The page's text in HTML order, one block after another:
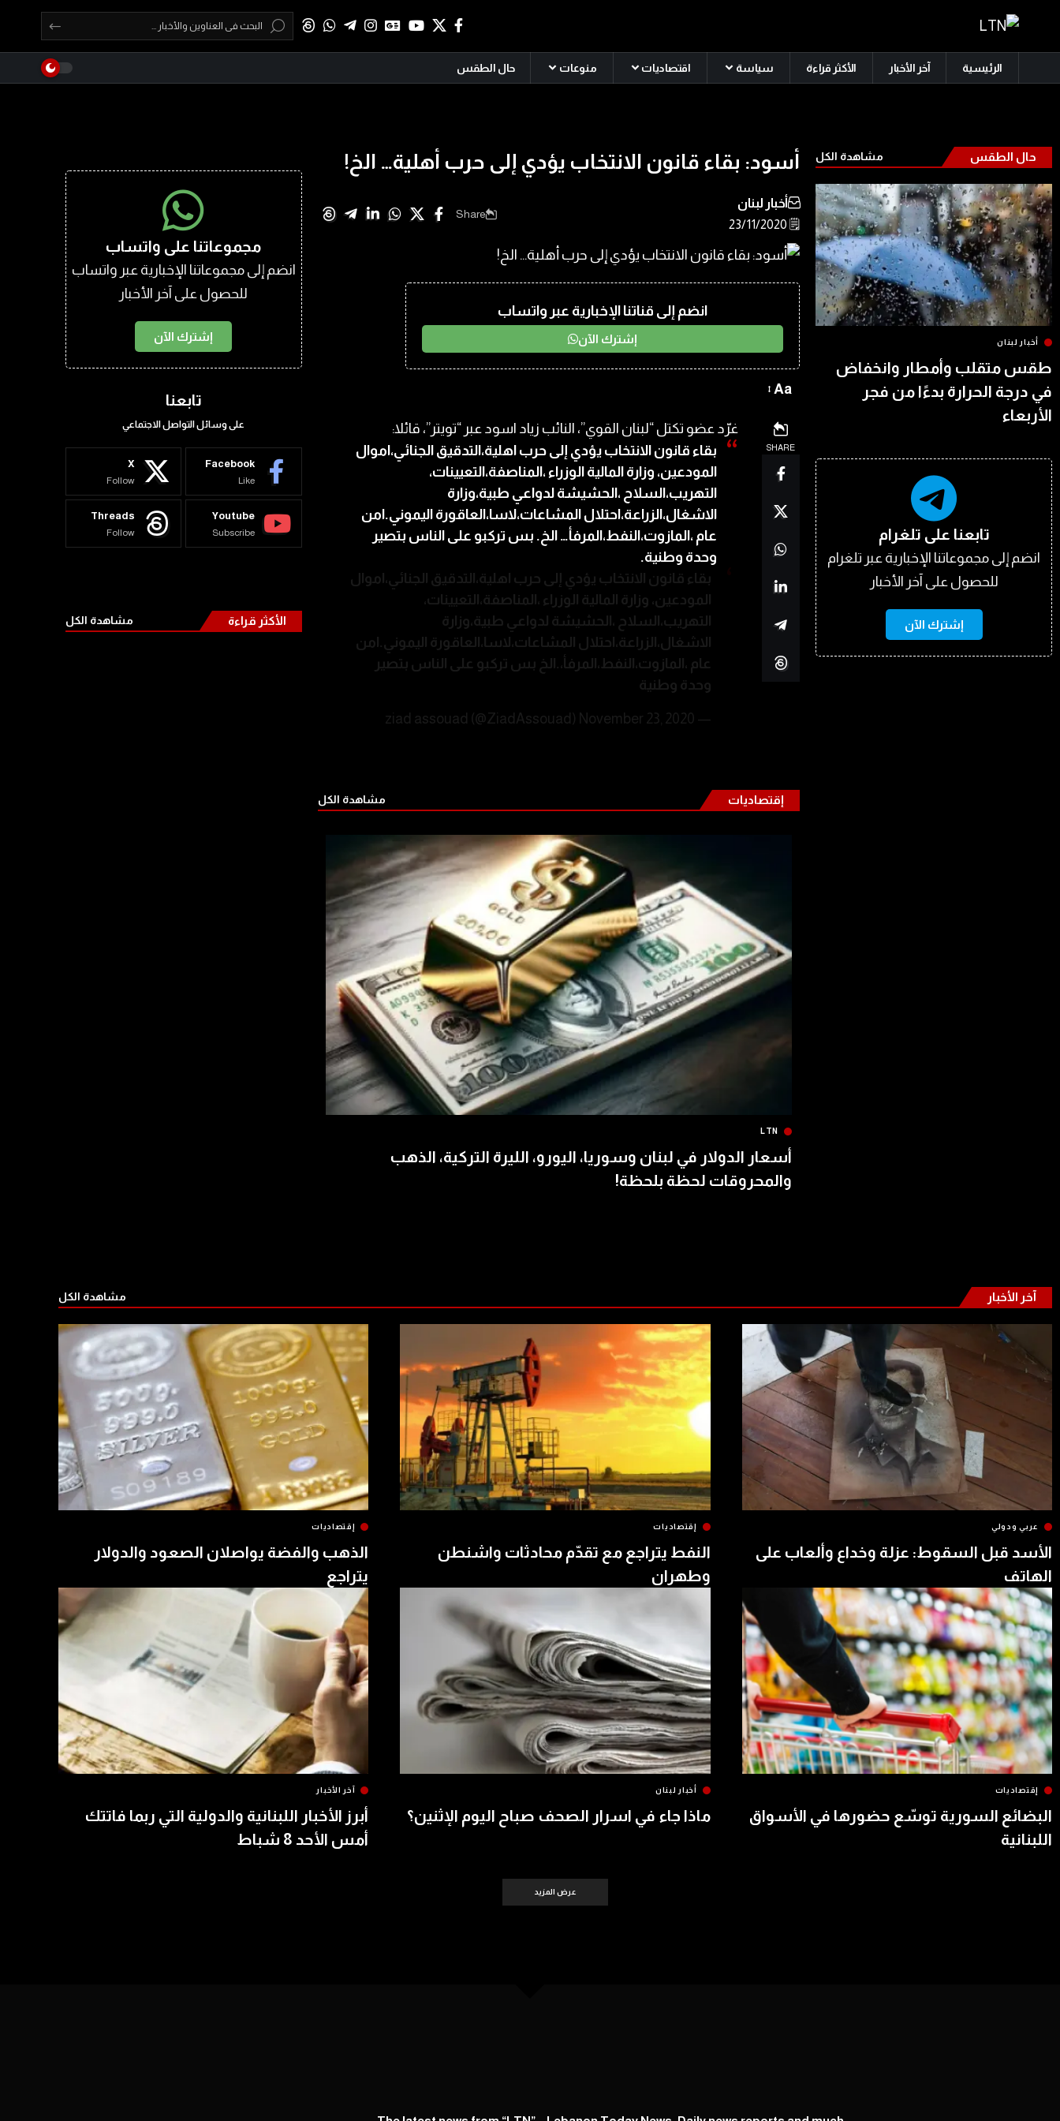
الرئيسية آخر الأخبار الأكثر قراءة سياسة اقتصاديات منوعات حال الطقس
حال الطقس مشاهدة الكل
أخبار لبنان
طقس متقلب وأمطار وانخفاض
في درجة الحرارة بدءًا من فجر
الأربعاء
تابعنا على تلغرام
انضم إلى مجموعاتنا الإخبارية عبر تلغرام
للحصول على آخر الأخبار
إشترك الآن
أسود: بقاء قانون الانتخاب يؤدي إلى حرب أهلية… الخ!
🗒️ 23/11/2020
أخبار لبنان
Share
انضم إلى قناتنا الإخبارية عبر واتساب
إشترك الآن
Aa
SHARE
غرّد عضو تكتل “لبنان القوي”، النائب زياد اسود عبر “تويتر”، قائلا:
بقاء قانون الانتخاب يؤدي إلى حرب اهلية،التدقيق الجنائي،اموال
المودعين، وزارة المالية الوزراء ،المناصفة،التعيينات،
التهريب،السلاح ،الحشيشة لدواعي طبية،وزارة
الاشغال،الزراعة،احتلال المشاعات،لاسا،العاقورة اليموني.امن
عام ،المازوت،النفط،المرفأ… الخ. بس تركبو على الناس بتصير
وحدة وطنية.
بقاء قانون الانتخاب يؤدي إلى حرب اهلية،التدقيق الجنائي،اموال
المودعين، وزارة المالية الوزراء ،المناصفة،التعيينات،
التهريب،السلاح ،الحشيشة لدواعي طبية،وزارة
الاشغال،الزراعة،احتلال المشاعات،لاسا،العاقورة اليموني.امن
عام ،المازوت،النفط،المرفأ،.الخ بس تركبو على الناس بتصير
وحدة وطنية
— ziad assouad (@ZiadAssouad)
November 23, 2020
إقتصاديات مشاهدة الكل
LTN
أسعار الدولار في لبنان وسوريا، اليورو، الليرة التركية، الذهب
والمحروقات لحظة بلحظة!
مجموعاتنا على واتساب
انضم إلى مجموعاتنا الإخبارية عبر واتساب
للحصول على آخر الأخبار
إشترك الآن
تابعنا
على وسائل التواصل الاجتماعي
Facebook
Like
X
Follow
Youtube
Subscribe
Threads
Follow
الأكثر قراءة مشاهدة الكل
آخر الأخبار مشاهدة الكل
عربي ودولي
الأسد قبل السقوط: عزلة وخداع وألعاب على
الهاتف
إقتصاديات
النفط يتراجع مع تقدّم محادثات واشنطن
وطهران
إقتصاديات
الذهب والفضة يواصلان الصعود والدولار
يتراجع
إقتصاديات
البضائع السورية توسّع حضورها في الأسواق
اللبنانية
أخبار لبنان
ماذا جاء في اسرار الصحف صباح اليوم الإثنين؟
آخر الأخبار
أبرز الأخبار اللبنانية والدولية التي ربما فاتتك
أمس الأحد 8 شباط
عرض المزيد